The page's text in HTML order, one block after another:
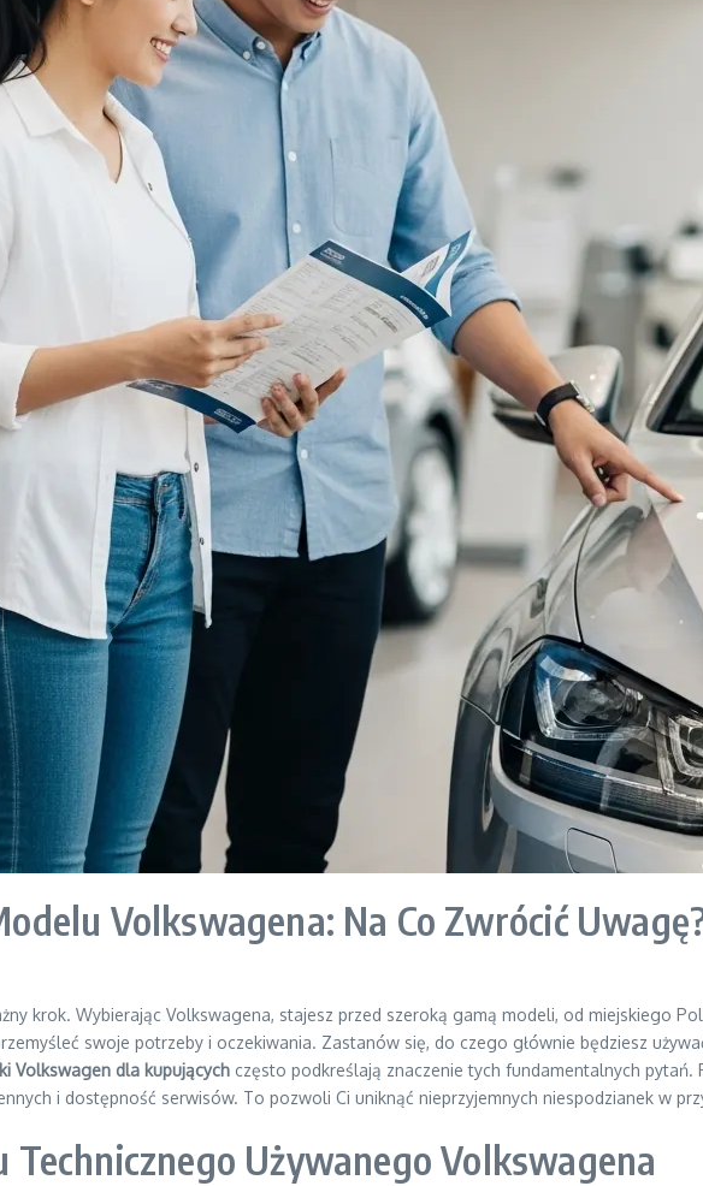
Volkswagena: Na Co Zwrócić
krok. Wybierając Volkswagena, stajesz przed szeroką gamą modeli, od miejskiego
swoje potrzeby i oczekiwania. Zastanów się, do czego głównie będziesz
Volkswagen dla kupujących często podkreślają znaczenie tych fundamentalnych
i dostępność serwisów. To pozwoli Ci uniknąć nieprzyjemnych niespodzianek w
Używanego Volkswagena